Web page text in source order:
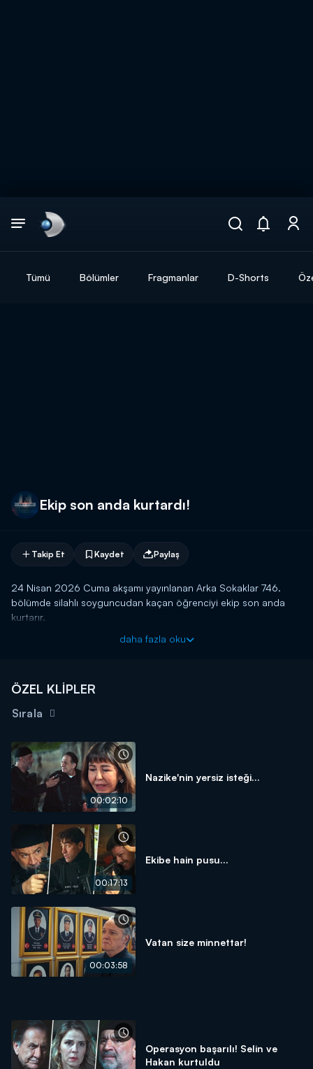
Tümü Bölümler Fragmanlar D-Shorts
Ekip son anda kurtardı!
Takip Et Kaydet Paylaş
24 Nisan 2026 Cuma akşamı yayınlanan Arka Sokaklar 746.
bölümde silahlı soyguncudan kaçan öğrenciyi ekip son anda
kurtarır.
Arka Sokaklar yeni bölümüyle cuma akşamı 20.00'da Kanal
daha fazla oku
ÖZEL KLİPLER
Sırala
00:02:10
Nazike'nin yersiz isteği...
00:17:13
Ekibe hain pusu...
00:03:58
Vatan size minnettar!
Operasyon başarılı! Selin ve
Hakan kurtuldu